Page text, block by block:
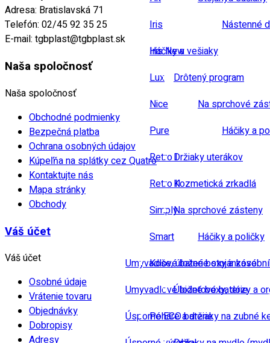
Iris
Iris New
Lux
Nice
Pure
Retro I
Retro II
Simply
Smart
Umyvadlové baterie stojánkové
Umyvadlové bidetové baterie
Úsporné ECO baterie
Nástenné
Háčiky a vešiaky
Drôtený program
Na sprchové
Háčiky a
Držiaky uterákov
Kozmetická zrkadlá
Na sprchové zásteny
Háčiky a poličky
Koše, úložné boxy a
Úložné boxy, dózy a
Poháre a držiaky na zubné
Adresa: Bratislavská 71
Telefón: 02/45 92 35 25
E-mail: tgbplast@tgbplast.sk
Naša spoločnosť
Naša spoločnosť
Obchodné podmienky
Bezpečná platba
Ochrana osobných údajov
Kúpeľňa na splátky cez Quatro
Kontaktujte nás
Mapa stránky
Obchody
Váš účet
Váš účet
Osobné údaje
Vrátenie tovaru
Objednávky
Dobropisy